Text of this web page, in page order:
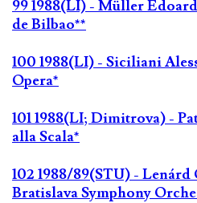
99 1988(LI) - Müller
de Bilbao**
100 1988(LI) - Siciliani
Opera*
101 1988(LI; Dimitrova) -
alla Scala*
102 1988/89(STU) -
Bratislava Symphony